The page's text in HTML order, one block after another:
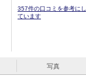
357件の口コミを参考にし
ています
写真